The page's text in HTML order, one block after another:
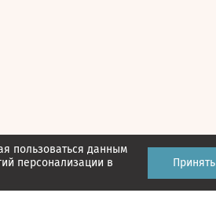
пользоваться данным
персонализации в
Принять